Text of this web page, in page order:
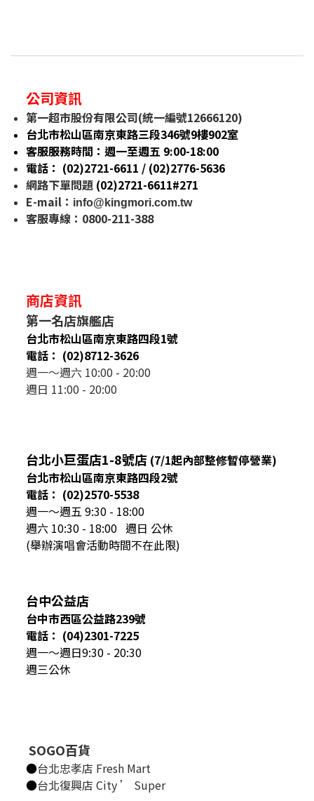
公司資訊
第一超市股份有限公司(統一編號12666120)
台北市松山區南京東路三段346號9樓902室
客服服務時間：週一至週五 9:00-18:00
電話： (02)2721-6611 / (02)2776-5636
網路下單問題 (02)2721-6611#271
E-mail ： info@kingmori.com.tw
客服專線：0800-211-388
商店資訊
第一名店旗艦店
台北市松山區南京東路四段1號
電話： (02)8712-3626
週一～週六 10:00 - 20:00
週日 11:00 - 20:00
台北小巨蛋店1-8號店 (7/1起內部整修暫停營業)
台北市松山區南京東路四段2號
電話： (02)2570-5538
週一～週五 9:30 - 18:00
週六 10:30 - 18:00 週日 公休
(舉辦演唱會活動時間不在此限)
台中公益店
台中市西區公益路239號
電話： (04)2301-7225
週一～週日9:30 - 20:30
週三公休
SOGO百貨
●台北忠孝店 Fresh Mart
●台北復興店 City ’ Super